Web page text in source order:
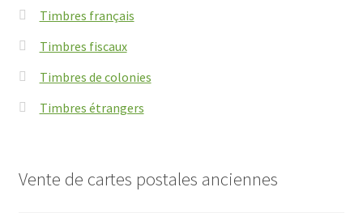
Timbres français
Timbres fiscaux
Timbres de colonies
Timbres étrangers
Vente de cartes postales anciennes